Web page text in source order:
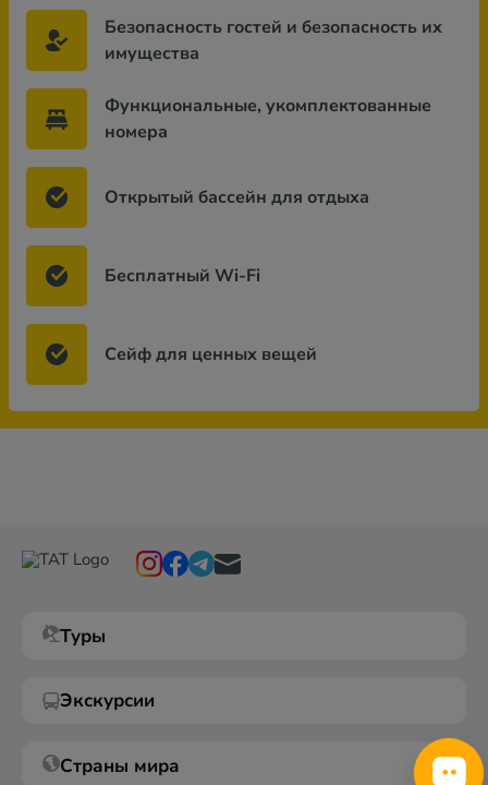
Безопасность гостей и безопасность их
имущества
Функциональные, укомплектованные
номера
Открытый бассейн для отдыха
Бесплатный Wi-Fi
Сейф для ценных вещей
Туры
Экскурсии
Страны мира